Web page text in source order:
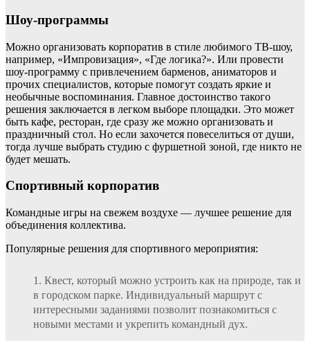
Шоу-программы
Можно организовать корпоратив в стиле любимого ТВ-шоу,
например, «Импровизация», «Где логика?». Или провести
шоу-программу с привлечением барменов, аниматоров и
прочих специалистов, которые помогут создать яркие и
необычные воспоминания. Главное достоинство такого
решения заключается в легком выборе площадки. Это может
быть кафе, ресторан, где сразу же можно организовать и
праздничный стол. Но если захочется повеселиться от души,
тогда лучше выбрать студию с фуршетной зоной, где никто не
будет мешать.
Спортивный корпоратив
Командные игры на свежем воздухе — лучшее решение для
объединения коллектива.
Популярные решения для спортивного мероприятия:
Квест, который можно устроить как на природе, так и
в городском парке. Индивидуальный маршрут с
интересными заданиями позволит познакомиться с
новыми местами и укрепить командный дух.